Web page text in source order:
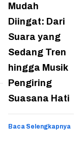
Mudah
Diingat: Dari
Suara yang
Sedang Tren
hingga Musik
Pengiring
Suasana Hati
Baca Selengkapnya